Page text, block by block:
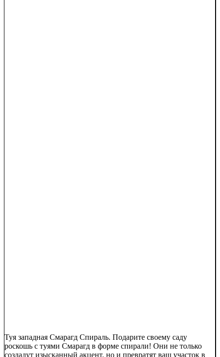
Туя западная Смарагд Спираль. Подарите своему саду
роскошь с туями Смарагд в форме спирали! Они не только
создадут изысканный акцент, но и превратят ваш участок в